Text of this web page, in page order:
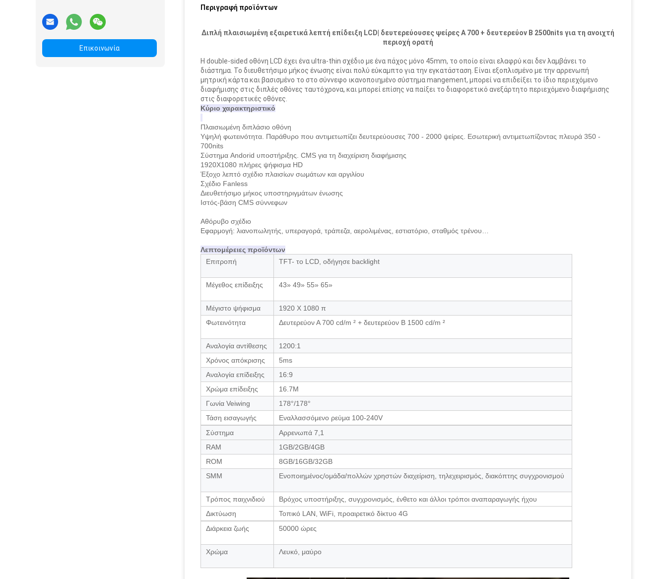
Επικοινωνία
Περιγραφή προϊόντων
Διπλή πλαισιωμένη εξαιρετικά λεπτή επίδειξη LCD| δευτερεύουσες ψείρες Α 700 + δευτερεύον Β 2500nits για τη ανοιχτή
περιοχή ορατή
Η double-sided οθόνη LCD έχει ένα ultra-thin σχέδιο με ένα πάχος μόνο 45mm, το οποίο είναι ελαφρύ και δεν λαμβάνει το
διάστημα. Το διευθετήσιμο μήκος ένωσης είναι πολύ εύκαμπτο για την εγκατάσταση. Είναι εξοπλισμένο με την αρρενωπή
μητρική κάρτα και βασισμένο το στο σύννεφο ικανοποιημένο σύστημα mangement, μπορεί να επιδείξει το ίδιο περιεχόμενο
διαφήμισης στις διπλές οθόνες ταυτόχρονα, και μπορεί επίσης να παίξει το διαφορετικό ανεξάρτητο περιεχόμενο διαφήμισης
στις διαφορετικές οθόνες.
Κύριο χαρακτηριστικό
Πλαισιωμένη διπλάσιο οθόνη
Υψηλή φωτεινότητα. Παράθυρο που αντιμετωπίζει δευτερεύουσες 700 - 2000 ψείρες. Εσωτερική αντιμετωπίζοντας πλευρά 350 -
700nits
Σύστημα Andorid υποστήριξης. CMS για τη διαχείριση διαφήμισης
1920X1080 πλήρες ψήφισμα HD
Έξοχο λεπτό σχέδιο πλαισίων σωμάτων και αργιλίου
Σχέδιο Fanless
Διευθετήσιμο μήκος υποστηριγμάτων ένωσης
Ιστός-βάση CMS σύννεφων
Αθόρυβο σχέδιο
Εφαρμογή: λιανοπωλητής, υπεραγορά, τράπεζα, αερολιμένας, εστιατόριο, σταθμός τρένου…
Λεπτομέρειες προϊόντων
Επιτροπή
TFT- το LCD, οδήγησε backlight
Μέγεθος επίδειξης 43» 49» 55» 65»
Μέγιστο ψήφισμα
1920 X 1080 π
Φωτεινότητα
Δευτερεύον Α 700 cd/m ² + δευτερεύον Β 1500 cd/m ²
Αναλογία αντίθεσης
1200:1
Χρόνος απόκρισης
5ms
Αναλογία επίδειξης
16:9
Χρώμα επίδειξης
16.7M
Γωνία Veiwing
178°/178°
Τάση εισαγωγής
Εναλλασσόμενο ρεύμα 100-240V
Σύστημα
Αρρενωπά 7,1
RAM
1GB/2GB/4GB
ROM
8GB/16GB/32GB
SMM
Ενοποιημένος/ομάδα/πολλών χρηστών διαχείριση, τηλεχειρισμός, διακόπτης συγχρονισμού
Τρόπος παιχνιδιού
Βρόχος υποστήριξης, συγχρονισμός, ένθετο και άλλοι τρόποι αναπαραγωγής ήχου
Δικτύωση
Τοπικό LAN, WiFi, προαιρετικό δίκτυο 4G
Διάρκεια ζωής
50000 ώρες
Χρώμα Λευκό, μαύρο